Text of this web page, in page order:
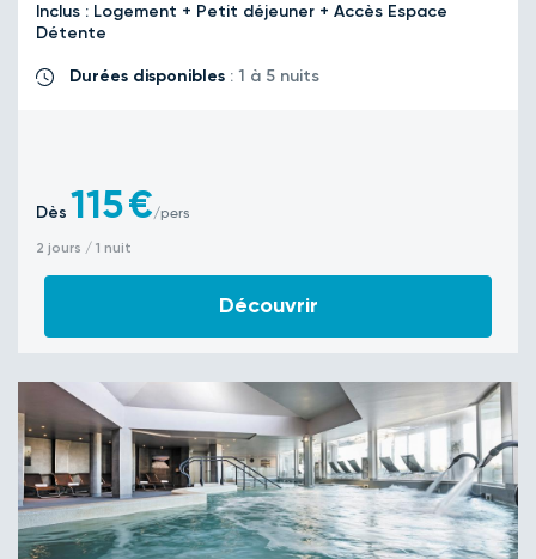
Inclus : Logement + Petit déjeuner + Accès Espace
Détente
Durées disponibles : 1 à 5 nuits
Dès 115€/pers
2 jours / 1 nuit
Découvrir